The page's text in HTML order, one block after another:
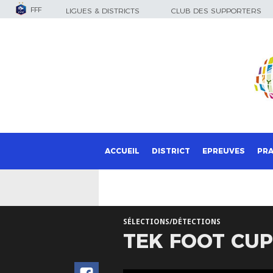
FFF LIGUES & DISTRICTS CLUB DES SUPPORTERS
ACCUEIL DISTRICT EPREUVES
SÉLECTIONS/DÉTECTIONS
TEK FOOT